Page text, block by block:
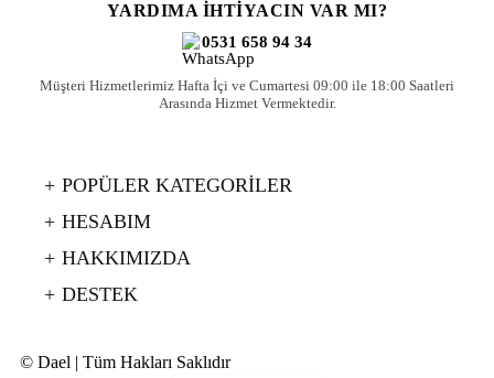
YARDIMA İHTİYACIN VAR MI?
0531 658 94 34
Müşteri Hizmetlerimiz Hafta İçi ve Cumartesi 09:00 ile 18:00 Saatleri
Arasında Hizmet Vermektedir.
POPÜLER KATEGORİLER
HESABIM
HAKKIMIZDA
DESTEK
© Dael | Tüm Hakları Saklıdır